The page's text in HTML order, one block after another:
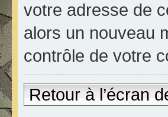
votre adresse de
alors un nouveau
contrôle de votre
Retour à l’écran